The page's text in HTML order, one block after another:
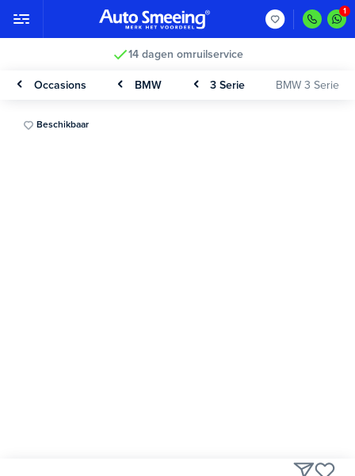
14 dagen omruilservice
Occasions BMW 3 Serie BMW 3 Serie
Beschikbaar